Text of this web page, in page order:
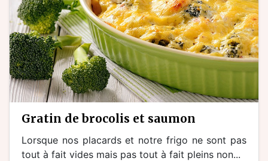
gratin de brocolis et saumon
Lorsque nos placards et notre frigo ne sont pas
tout à fait vides mais pas tout à fait pleins non...